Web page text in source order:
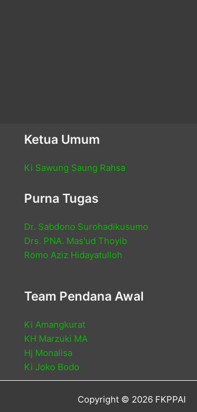
Ketua Umum
Ki Sawung Saung Rahsa
Purna Tugas
Dr. Sabdono Surohadikusumo
Drs. PNA. Mas'ud Thoyib
Romo Aziz Hidayatulloh
Team Pendana Awal
Ki Amangkurat
KH Marzuki MA
Hj Monalisa
Ki Joko Bodo
Copyright © 2026 FKPPAI